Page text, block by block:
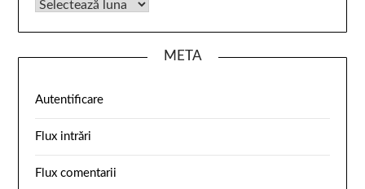
META
Autentificare
Flux intrări
Flux comentarii